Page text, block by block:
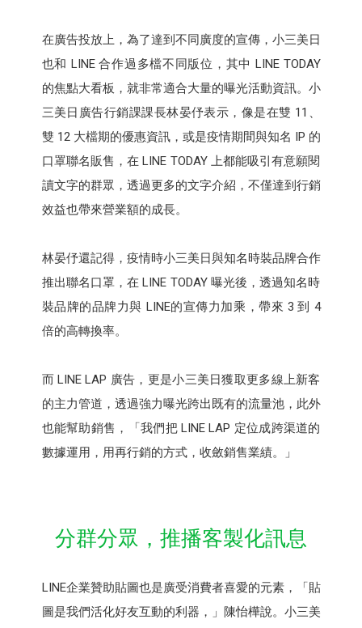
在廣告投放上，為了達到不同廣度的宣傳，小三美日
也和 LINE 合作過多檔不同版位，其中 LINE TODAY
的焦點大看板，就非常適合大量的曝光活動資訊。小
三美日廣告行銷課課長林晏伃表示，像是在雙 11、
雙 12 大檔期的優惠資訊，或是疫情期間與知名 IP 的
口罩聯名販售，在 LINE TODAY 上都能吸引有意願閱
讀文字的群眾，透過更多的文字介紹，不僅達到行銷
效益也帶來營業額的成長。
林晏伃還記得，疫情時小三美日與知名時裝品牌合作
推出聯名口罩，在 LINE TODAY 曝光後，透過知名時
裝品牌的品牌力與 LINE的宣傳力加乘，帶來 3 到 4
倍的高轉換率。
而 LINE LAP 廣告，更是小三美日獲取更多線上新客
的主力管道，透過強力曝光跨出既有的流量池，此外
也能幫助銷售，「我們把 LINE LAP 定位成跨渠道的
數據運用，用再行銷的方式，收斂銷售業績。」
分群分眾，推播客製化訊息
LINE企業贊助貼圖也是廣受消費者喜愛的元素，「貼
圖是我們活化好友互動的利器，」陳怡樺說。小三美